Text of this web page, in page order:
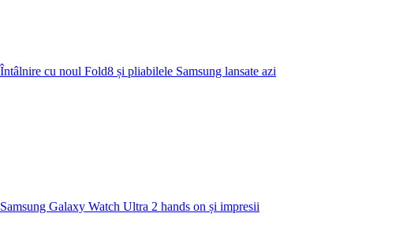
Întâlnire cu noul Fold8 și pliabilele Samsung lansate azi
Samsung Galaxy Watch Ultra 2 hands on și impresii